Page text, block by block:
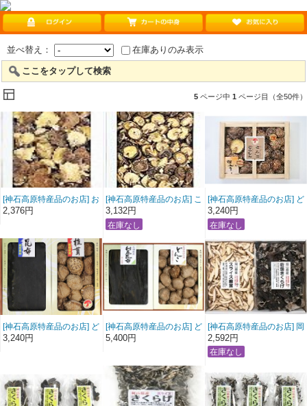
並べ替え： 在庫ありのみ表示
ここをタップして検索
5 ページ中 1 ページ目（全50件）
[神石高原特産品のお店] お
徳用こうしん椎茸160ｇ
2,376円
[神石高原特産品のお店] こ
うしん小葉椎茸200ｇ（箱
入） しいたけ
3,132円
[神石高原特産品のお店] ど
んこ・こうしん椎茸詰合
せ しいたけ 椎茸
3,240円
[神石高原特産品のお店] ど
んこ椎茸・利尻昆布詰合
せ しいたけ こんぶ
3,240円
[神石高原特産品のお店] ど
んこ椎茸・利尻昆布詰合
せ しいたけ こんぶ
5,400円
[神石高原特産品のお店] 岡
山県産きくらげ,スライス
椎茸詰合せ
2,592円